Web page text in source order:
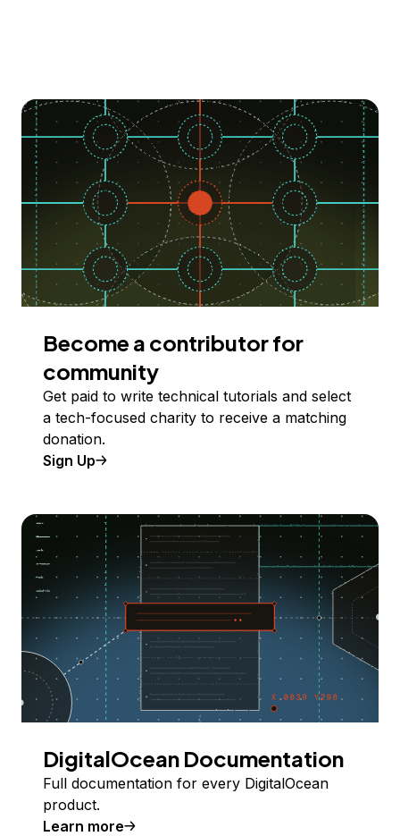
Become a contributor for
community
Get paid to write technical tutorials and select
a tech-focused charity to receive a matching
donation.
Sign Up
DigitalOcean Documentation
Full documentation for every DigitalOcean
product.
Learn more